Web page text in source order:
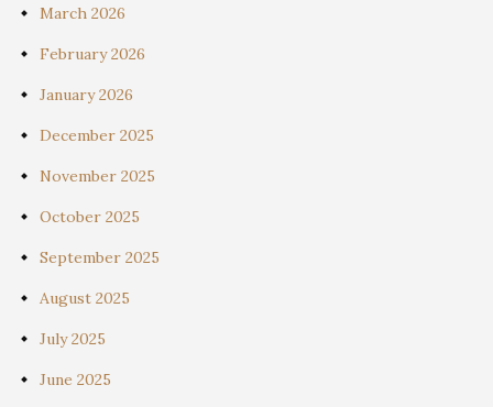
March 2026
February 2026
January 2026
December 2025
November 2025
October 2025
September 2025
August 2025
July 2025
June 2025